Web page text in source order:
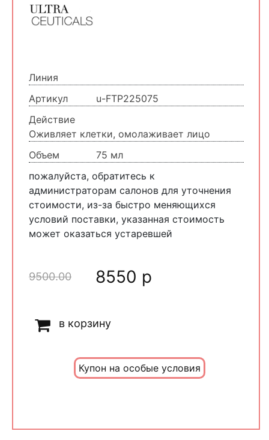
Линия
Артикул
u-FTP225075
Действие
Оживляет клетки, омолаживает лицо
Объем
75 мл
пожалуйста, обратитесь к
администраторам салонов для уточнения
стоимости, из-за быстро меняющихся
условий поставки, указанная стоимость
может оказаться устаревшей
9500.00 8550 р
в корзину
Купон на особые условия